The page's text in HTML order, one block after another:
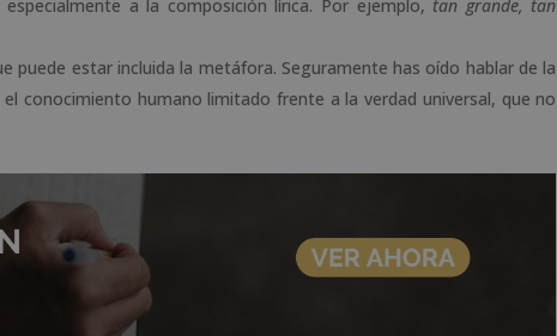
a la composición lírica. Por ejemplo, tan grande, tan
puede estar incluida la metáfora. Seguramente has oído hablar de la
el conocimiento humano limitado frente a la verdad universal, que no